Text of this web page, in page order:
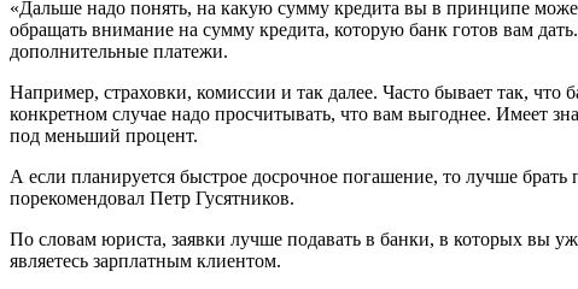
«Дальше надо понять, на какую сумму кредита вы в принципе
обращать внимание на сумму кредита, которую банк готов вам
дополнительные платежи.
Например, страховки, комиссии и так далее. Часто бывает так,
конкретном случае надо просчитывать, что вам выгоднее. Имеет
под меньший процент.
А если планируется быстрое досрочное погашение, то лучше
порекомендовал Петр Гусятников.
По словам юриста, заявки лучше подавать в банки, в которых вы
являетесь зарплатным клиентом.